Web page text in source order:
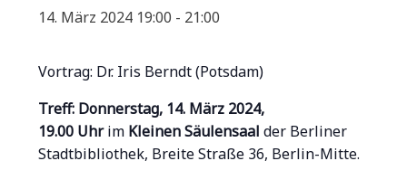
14. März 2024 19:00 - 21:00
Vortrag: Dr. Iris Berndt (Potsdam)
Treff: Donnerstag, 14. März 2024,
19.00 Uhrim Kleinen Säulensaal der Berliner
Stadtbibliothek, Breite Straße 36, Berlin-Mitte.